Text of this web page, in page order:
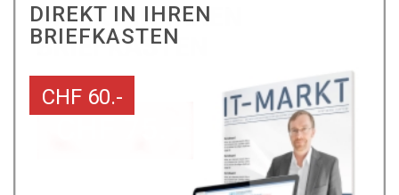
DIREKT IN IHREN
BRIEFKASTEN
CHF 60.-